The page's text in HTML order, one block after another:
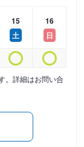
15
土
16
日
。詳細はお問い合